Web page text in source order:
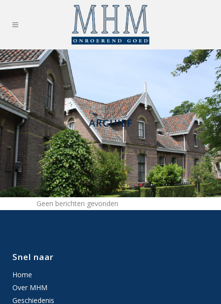
ARCHIEF
Geen berichten gevonden
Snel naar
Home
Over MHM
Geschiedenis